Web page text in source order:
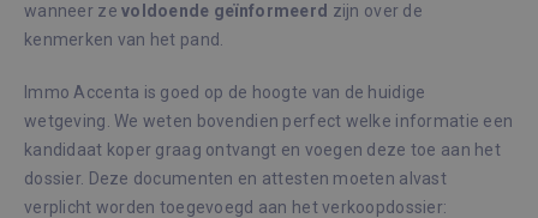
wanneer zevoldoende geïnformeerd zijn over de
kenmerken van het pand.
Immo Accenta is goed op de hoogte van de huidige
wetgeving. We weten bovendien perfect welke informatie een
kandidaat koper graag ontvangt en voegen deze toe aan het
dossier. Deze documenten en attesten moeten alvast
verplicht worden toegevoegd aan het verkoopdossier: